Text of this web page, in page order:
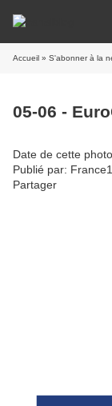
Accueil » S'abonner à la
05-06 -
Date de cette
Publié par:
Partager